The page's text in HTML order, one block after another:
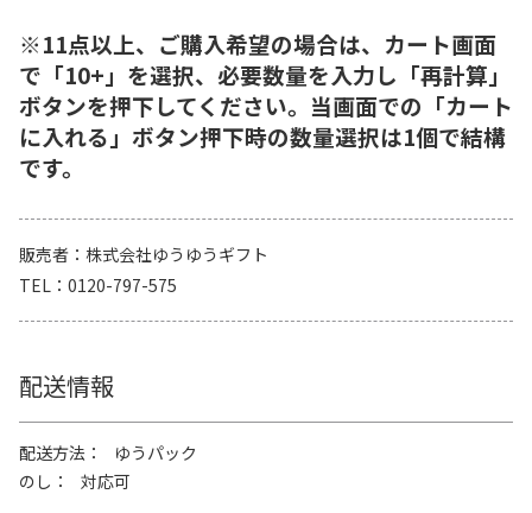
※11点以上、ご購入希望の場合は、カート画面
で「10+」を選択、必要数量を入力し「再計算」
ボタンを押下してください。当画面での「カート
に入れる」ボタン押下時の数量選択は1個で結構
です。
販売者
株式会社ゆうゆうギフト
TEL
0120-797-575
配送情報
配送方法
ゆうパック
のし
対応可